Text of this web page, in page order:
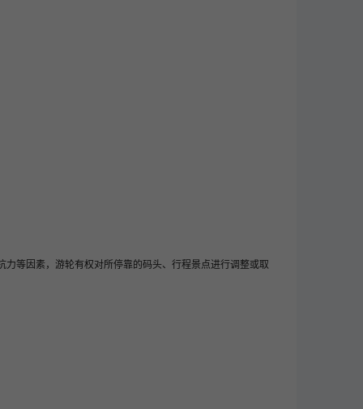
等因素，游轮有权对所停靠的码头、行程景点进行调整或取